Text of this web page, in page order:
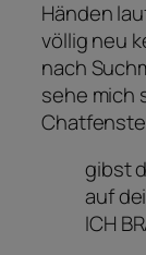
Händen
völlig neu
nach
sehe mich
gibst
auf
ICH